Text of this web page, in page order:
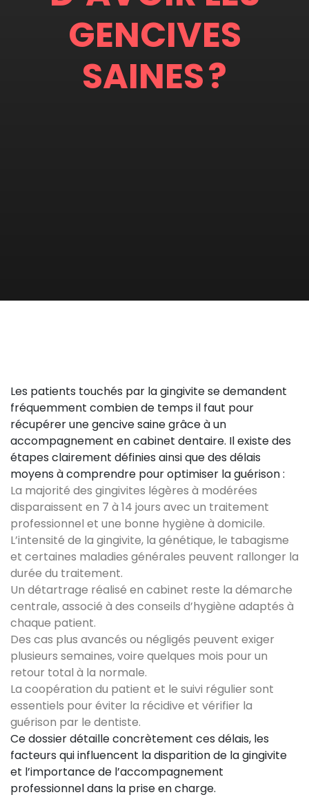
GENCIVES
SAINES ?
Les patients touchés par la gingivite se demandent
fréquemment combien de temps il faut pour
récupérer une gencive saine grâce à un
accompagnement en cabinet dentaire. Il existe des
étapes clairement définies ainsi que des délais
moyens à comprendre pour optimiser la guérison :
La majorité des gingivites légères à modérées
disparaissent en 7 à 14 jours avec un traitement
professionnel et une bonne hygiène à domicile.
L’intensité de la gingivite, la génétique, le tabagisme
et certaines maladies générales peuvent rallonger la
durée du traitement.
Un détartrage réalisé en cabinet reste la démarche
centrale, associé à des conseils d’hygiène adaptés à
chaque patient.
Des cas plus avancés ou négligés peuvent exiger
plusieurs semaines, voire quelques mois pour un
retour total à la normale.
La coopération du patient et le suivi régulier sont
essentiels pour éviter la récidive et vérifier la
guérison par le dentiste.
Ce dossier détaille concrètement ces délais, les
facteurs qui influencent la disparition de la gingivite
et l’importance de l’accompagnement
professionnel dans la prise en charge.